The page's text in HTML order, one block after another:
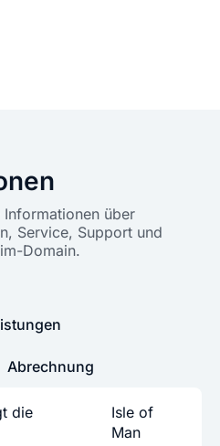
über
Service, Support und
Domain.
die
Isle of
Man
Abrechnung